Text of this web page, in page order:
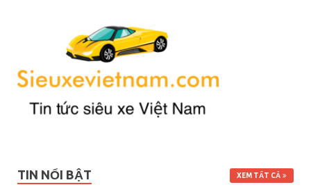
TIN NỔI BẬT XEM TẤT CẢ